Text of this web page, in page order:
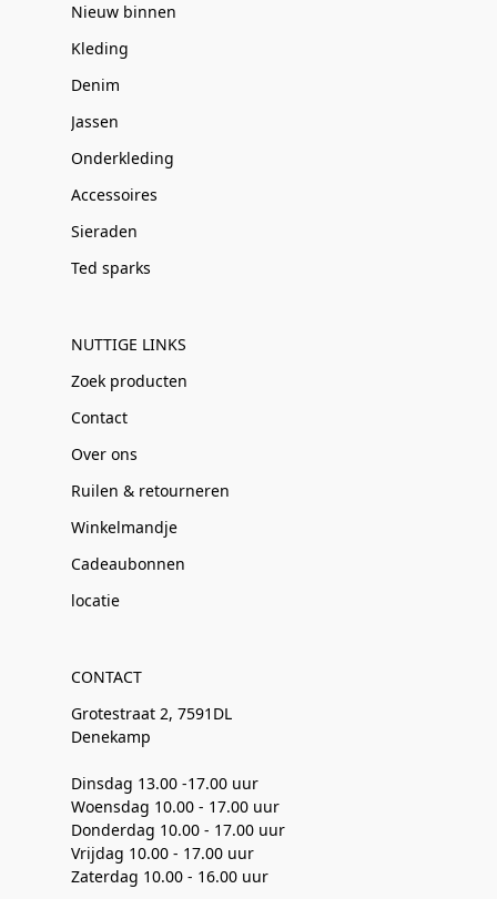
Nieuw binnen
Kleding
Denim
Jassen
Onderkleding
Accessoires
Sieraden
Ted sparks
NUTTIGE LINKS
Zoek producten
Contact
Over ons
Ruilen & retourneren
Winkelmandje
Cadeaubonnen
locatie
CONTACT
Grotestraat 2, 7591DL
Denekamp
Dinsdag 13.00 -17.00 uur
Woensdag 10.00 - 17.00 uur
Donderdag 10.00 - 17.00 uur
Vrijdag 10.00 - 17.00 uur
Zaterdag 10.00 - 16.00 uur